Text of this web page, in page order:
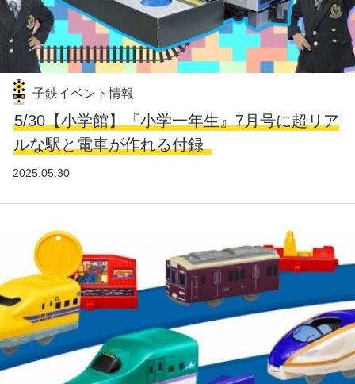
子鉄イベント情報
5/30【小学館】『小学一年生』7月号に超リア
ルな駅と電車が作れる付録
2025.05.30